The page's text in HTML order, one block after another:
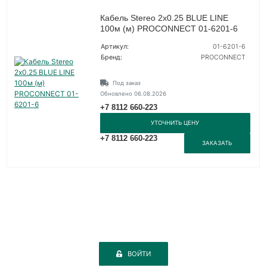
Кабель Stereo 2х0.25 BLUE LINE
100м (м) PROCONNECT 01-6201-6
Артикул:
01-6201-6
Бренд:
PROCONNECT
Под заказ
Обновлено 06.08.2026
+7 8112 660-223
УТОЧНИТЬ ЦЕНУ
+7 8112 660-223
ЗАКАЗАТЬ
ВОЙТИ